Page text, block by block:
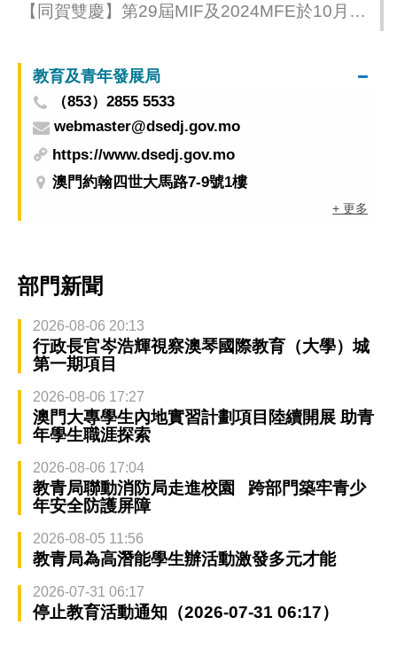
【同賀雙慶】第29屆MIF及2024MFE於10月16
教育及青年發展局
（853）2855 5533
webmaster@dsedj.gov.mo
https://www.dsedj.gov.mo
澳門約翰四世大馬路7-9號1樓
+ 更多
部門新聞
2026-08-06 20:13
行政長官岑浩輝視察澳琴國際教育（大學）城
第一期項目
2026-08-06 17:27
澳門大專學生內地實習計劃項目陸續開展 助青
年學生職涯探索
2026-08-06 17:04
教青局聯動消防局走進校園 跨部門築牢青少
年安全防護屏障
2026-08-05 11:56
教青局為高潛能學生辦活動激發多元才能
2026-07-31 06:17
停止教育活動通知（2026-07-31 06:17）